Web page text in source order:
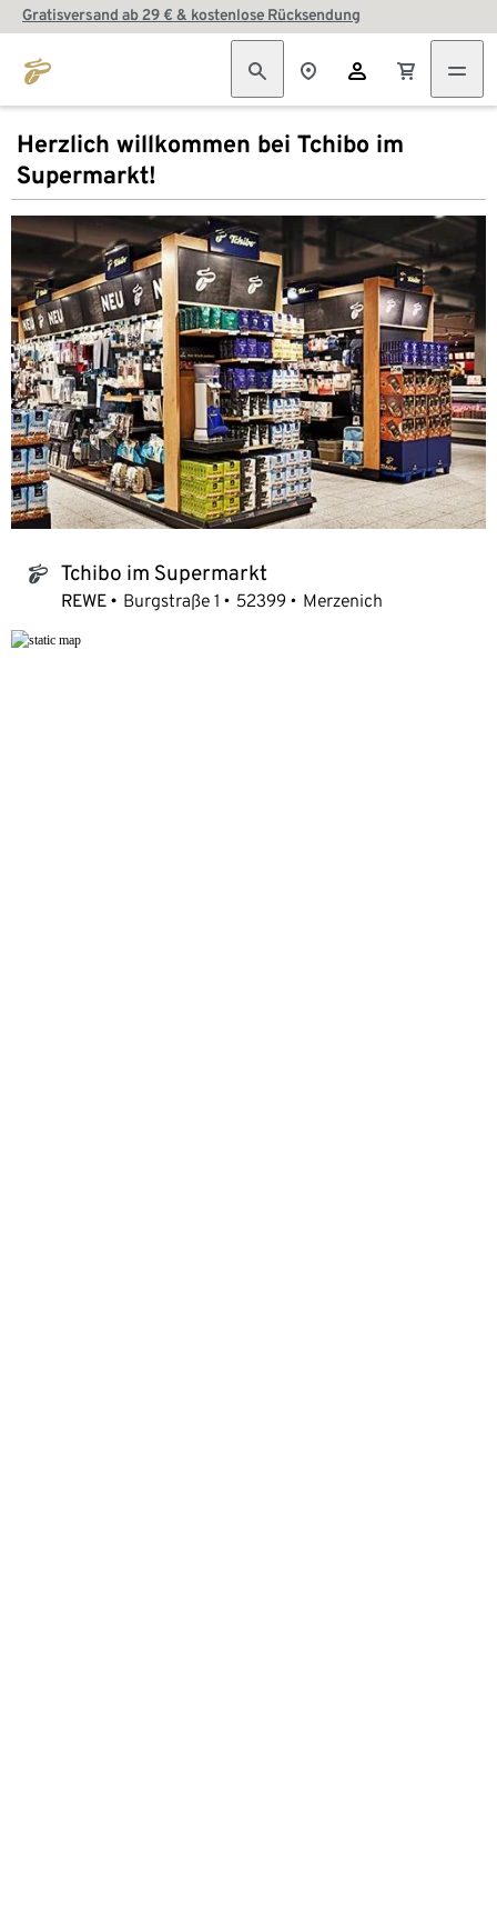
Gratisversand ab 29 € & kostenlose Rücksendung
Herzlich willkommen bei Tchibo im
Supermarkt!
tchibo_logo Tchibo im Supermarkt
REWE Burgstraße 1 52399 Merzenich